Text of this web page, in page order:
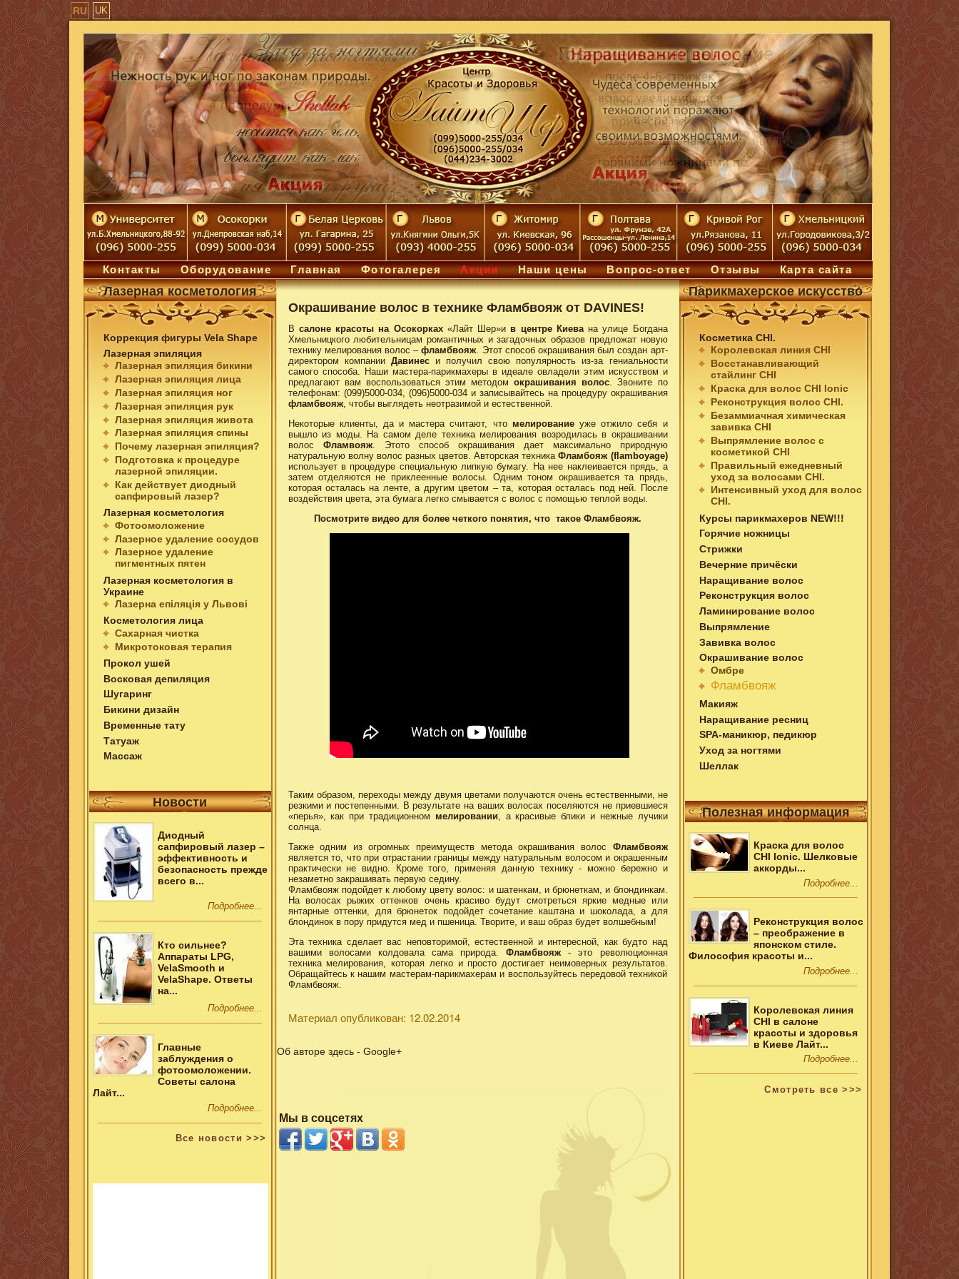
RU UK
Контакты Оборудование Главная Фотогалерея Акции Наши цены Вопрос-ответ Отзывы Карта сайта
Лазерная косметология
Коррекция фигуры Vela Shape
Лазерная эпиляция
Лазерная эпиляция бикини
Лазерная эпиляция лица
Лазерная эпиляция ног
Лазерная эпиляция рук
Лазерная эпиляция живота
Лазерная эпиляция спины
Почему лазерная эпиляция?
Подготовка к процедуре
лазерной эпиляции.
Как действует диодный
сапфировый лазер?
Лазерная косметология
Фотоомоложение
Лазерное удаление сосудов
Лазерное удаление
пигментных пятен
Лазерная косметология в
Украине
Лазерна епіляція у Львові
Косметология лица
Сахарная чистка
Микротоковая терапия
Прокол ушей
Восковая депиляция
Шугаринг
Бикини дизайн
Временные тату
Татуаж
Массаж
Новости
Диодный
сапфировый лазер –
эффективность и
безопасность прежде
всего в...
Подробнее...
Кто сильнее?
Аппараты LPG,
VelaSmooth и
VelaShape. Ответы
на...
Подробнее...
Главные
заблуждения о
фотоомоложении.
Советы салона
Лайт...
Подробнее...
Все новости >>>
Окрашивание волос в технике Фламбвояж от DAVINES!
В салоне красоты на Осокорках«Лайт Шер»и в центре Киевана улице Богдана
Хмельницкого любительницам романтичных и загадочных образов предложат новую
технику мелирования волос –фламбвояж. Этот способ окрашивания был создан арт-
директором компании Давинеси получил свою популярность из-за гениальности
самого способа. Наши мастера-парикмахеры в идеале овладели этим искусством и
предлагают вам воспользоваться этим методомокрашивания волос. Звоните по
телефонам: (099)5000-034, (096)5000-034 и записывайтесь на процедуру окрашивания
фламбвояж, чтобы выглядеть неотразимой и естественной.
Некоторые клиенты, да и мастера считают, что мелированиеуже отжило себя и
вышло из моды. На самом деле техника мелирования возродилась в окрашивании
волос Фламвояж. Этото способ окрашивания дает максимально природную
натуральную волну волос разных цветов. Авторская техникаФламбояж (flamboyage)
использует в процедуре специальную липкую бумагу. На нее наклеивается прядь, а
затем отделяются не приклеенные волосы. Одним тоном окрашивается та прядь,
которая осталась на ленте, а другим цветом – та, которая осталась под ней. После
воздействия цвета, эта бумага легко смывается с волос с помощью теплой воды.
Посмотрите видео для более четкого понятия, что такое Фламбвояж.
Таким образом, переходы между двумя цветами получаются очень естественными, не
резкими и постепенными. В результате на ваших волосах поселяются не приевшиеся
«перья», как при традиционном мелировании, а красивые блики и нежные лучики
солнца.
Также одним из огромных преимуществ метода окрашивания волос Фламбвояж
является то, что при отрастании границы между натуральным волосом и окрашенным
практически не видно. Кроме того, применяя данную технику - можно бережно и
незаметно закрашивать первую седину.
Фламбвояж подойдет к любому цвету волос: и шатенкам, и брюнеткам, и блондинкам.
На волосах рыжих оттенков очень красиво будут смотреться яркие медные или
янтарные оттенки, для брюнеток подойдет сочетание каштана и шоколада, а для
блондинок в пору придутся мед и пшеница. Творите, и ваш образ будет волшебным!
Эта техника сделает вас неповторимой, естественной и интересной, как будто над
вашими волосами колдовала сама природа.Фламбвояж - это революционная
техника мелирования, которая легко и просто достигает неимоверных результатов.
Обращайтесь к нашим мастерам-парикмахерам и воспользуйтесь передовой техникой
Фламбвояж.
Материал опубликован: 12.02.2014
Об авторе здесь - Google+
Мы в соцсетях
Парикмахерское искусство
Косметика CHI.
Королевская линия CHI
Восстанавливающий
стайлинг CHI
Краска для волос CHI Ionic
Реконструкция волос CHI.
Безаммиачная химическая
завивка CHI
Выпрямление волос c
косметикой CHI
Правильный ежедневный
уход за волосами СHI.
Интенсивный уход для волос
СHI.
Курсы парикмахеров NEW!!!
Горячие ножницы
Стрижки
Вечерние причёски
Наращивание волос
Реконструкция волос
Ламинирование волос
Выпрямление
Завивка волос
Окрашивание волос
Омбре
Фламбвояж
Макияж
Наращивание ресниц
SPA-маникюр, педикюр
Уход за ногтями
Шеллак
Полезная информация
Краска для волос
CHI Ionic. Шелковые
аккорды...
Подробнее...
Реконструкция волос
– преображение в
японском стиле.
Философия красоты и...
Подробнее...
Королевская линия
CHI в салоне
красоты и здоровья
в Киеве Лайт...
Подробнее...
Смотреть все >>>